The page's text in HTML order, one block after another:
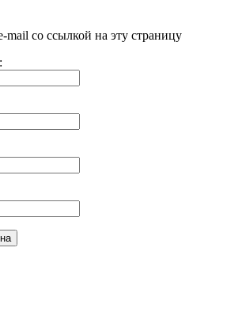
mail со ссылкой на эту страницу